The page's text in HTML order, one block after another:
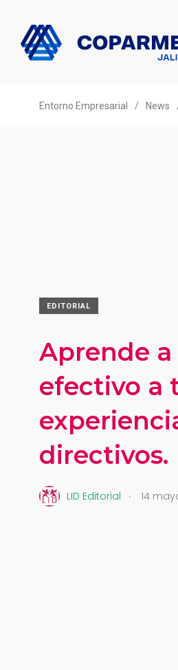
Entorno Empresarial / News
EDITORIAL
Aprende
efectivo a
directivos.
LID Editorial . 14